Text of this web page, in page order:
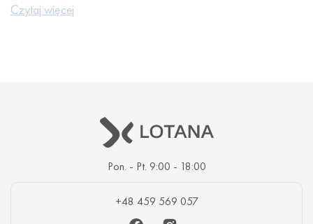
Hurtownia kosmetyczna w Zielonej Górze stawi wysoką jakość
Lotana pomaga profesjonalistom ułatwić proces hurtowego
zakupu produktów kosmetycznych, ponieważ ten sposób zakupu
Czytaj więcej
Pon. - Pt. 9:00 - 18:00
+48 459 569 057